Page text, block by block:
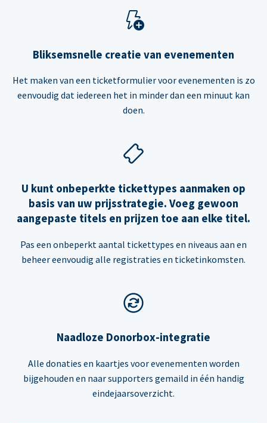
Bliksemsnelle creatie van evenementen
Het maken van een ticketformulier voor evenementen is zo
eenvoudig dat iedereen het in minder dan een minuut kan
doen.
U kunt onbeperkte tickettypes aanmaken op
basis van uw prijsstrategie. Voeg gewoon
aangepaste titels en prijzen toe aan elke titel.
Pas een onbeperkt aantal tickettypes en niveaus aan en
beheer eenvoudig alle registraties en ticketinkomsten.
Naadloze Donorbox-integratie
Alle donaties en kaartjes voor evenementen worden
bijgehouden en naar supporters gemaild in één handig
eindejaarsoverzicht.